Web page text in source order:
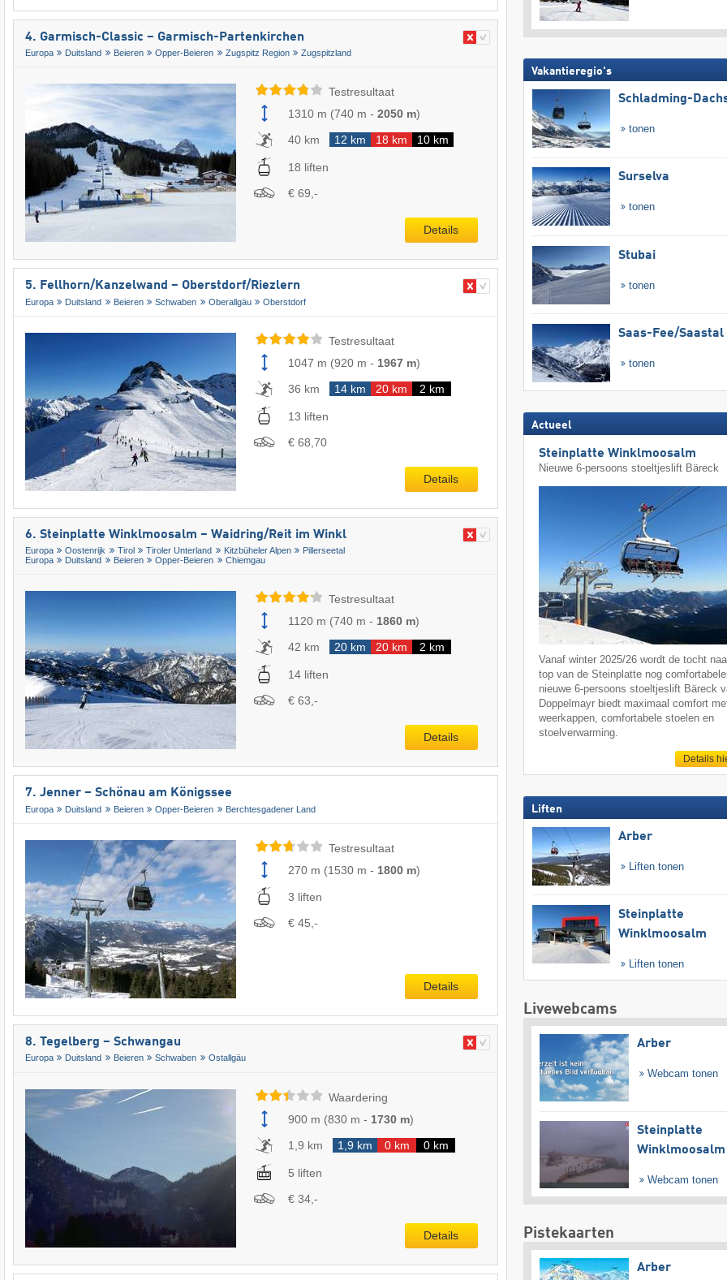
4. Garmisch-Classic – Garmisch-Partenkirchen
Europa Duitsland Beieren Opper-Beieren Zugspitz Region Zugspitzland
Testresultaat
1310 m (740 m - 2050 m)
40 km
12 km 18 km 10 km
18 liften
€ 69,-
Details
5. Fellhorn/​Kanzelwand – Oberstdorf/​Riezlern
Europa Duitsland Beieren Schwaben Oberallgäu Oberstdorf
Testresultaat
1047 m (920 m - 1967 m)
36 km
14 km 20 km 2 km
13 liften
€ 68,70
Details
6. Steinplatte Winklmoosalm – Waidring/​Reit im Winkl
Europa Oostenrijk Tirol Tiroler Unterland Kitzbüheler Alpen
Pillerseetal
Europa
Duitsland Beieren Opper-Beieren Chiemgau
Testresultaat
1120 m (740 m - 1860 m)
42 km
20 km 20 km 2 km
14 liften
€ 63,-
Details
7. Jenner – Schönau am Königssee
Europa Duitsland Beieren Opper-Beieren Berchtesgadener Land
Testresultaat
270 m (1530 m - 1800 m)
3 liften
€ 45,-
Details
8. Tegelberg – Schwangau
Europa Duitsland Beieren Schwaben Ostallgäu
Waardering
900 m (830 m - 1730 m)
1,9 km
1,9 km 0 km 0 km
5 liften
€ 34,-
Details
Vakantieregio's
Schladming-
tonen
Surselva
tonen
Stubai
tonen
Saas-Fee/​Saastal
tonen
Actueel
Steinplatte Winklmoosalm
Nieuwe 6-persoons stoeltjeslift Bäreck
Vanaf winter 2025/26 wordt de tocht
top van de Steinplatte nog
nieuwe 6-persoons stoeltjeslift Bäreck
Doppelmayr biedt maximaal comfort
weerkappen, comfortabele stoelen en
stoelverwarming.
Details
Liften
Arber
Liften tonen
Steinplatte
Winklmoosalm
Liften tonen
Livewebcams
Arber
Webcam tonen
Steinplatte
Winklmoosalm
Webcam tonen
Pistekaarten
Arber